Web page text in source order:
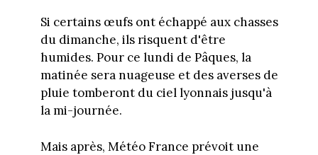
Si certains œufs ont échappé aux chasses
du dimanche, ils risquent d'être
humides. Pour ce lundi de Pâques, la
matinée sera nuageuse et des averses de
pluie tomberont du ciel lyonnais jusqu'à
la mi-journée.
Mais après, Météo France prévoit une